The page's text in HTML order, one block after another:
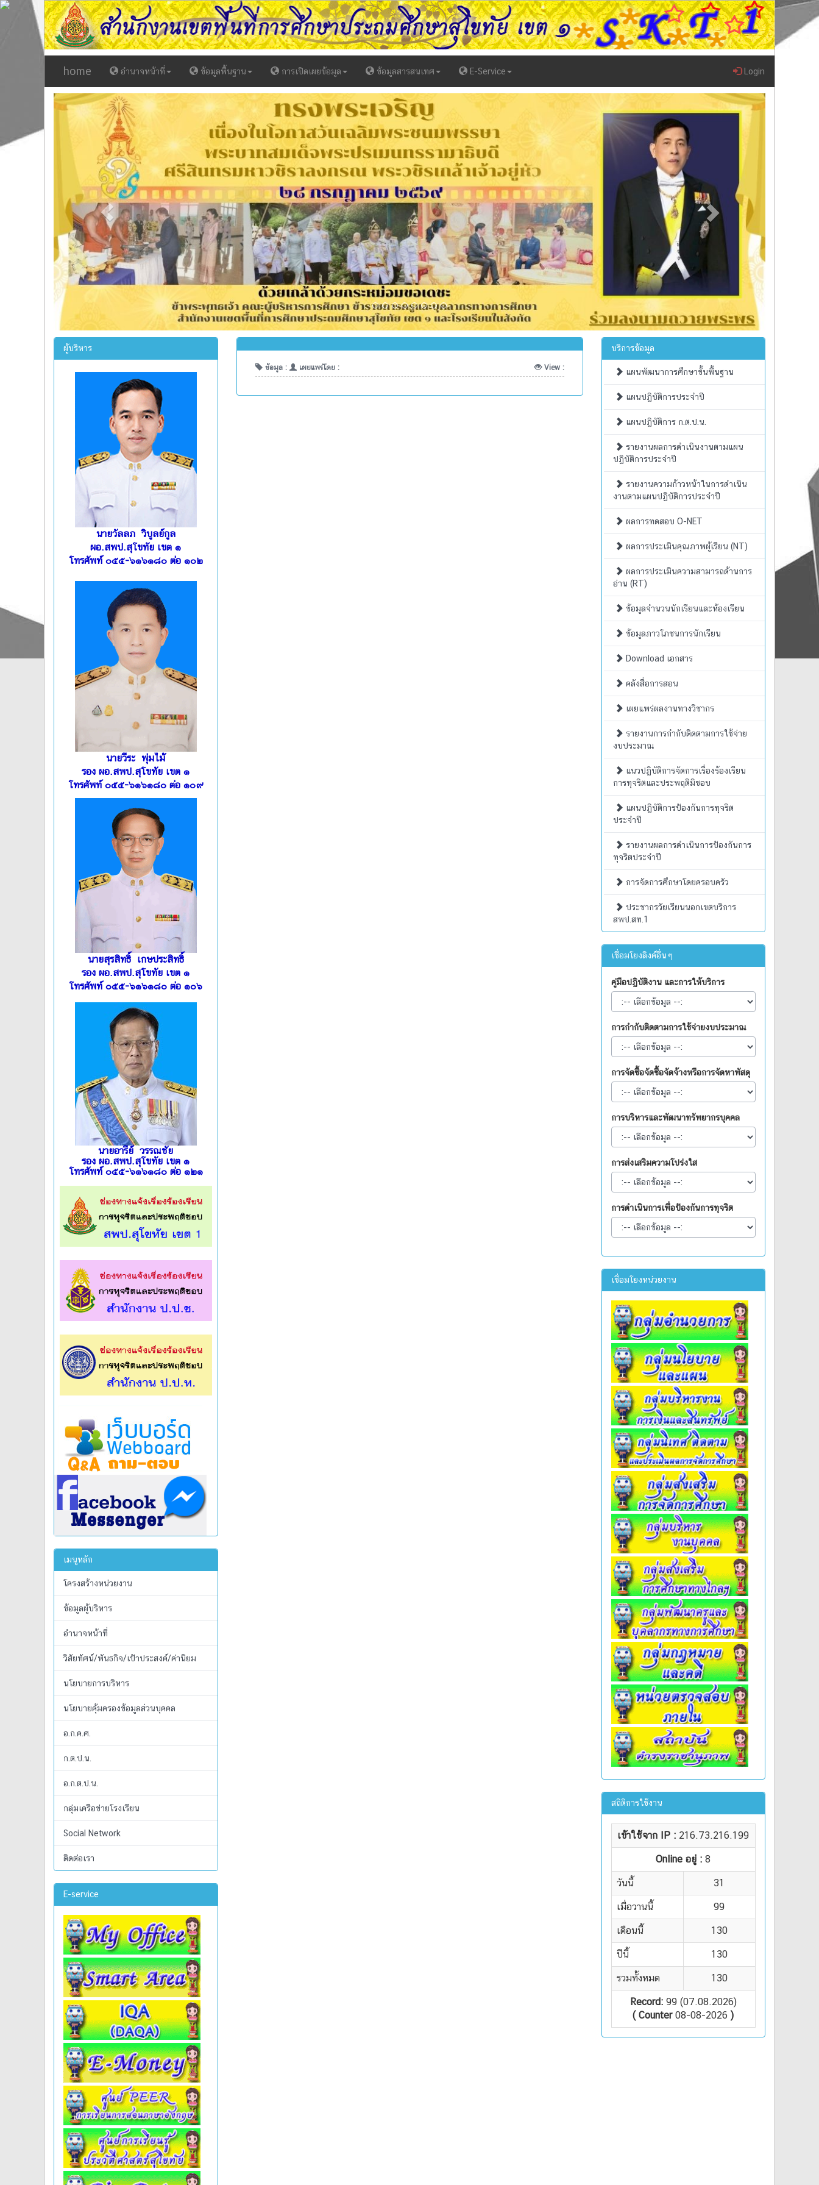
home อำนาจหน้าที่ ข้อมูลพื้นฐาน การเปิดเผยข้อมูล ข้อมูลสารสนเทศ E-Service Login
Previous Next
ผู้บริหาร
นายวัลลภ วิบูลย์กูล
ผอ.สพป.สุโขทัย เขต ๑
โทรศัพท์ ๐๕๕-๖๑๖๑๘๐ ต่อ ๑๐๒
นายวีระ พุ่มไม้
รอง ผอ.สพป.สุโขทัย เขต ๑
โทรศัพท์ ๐๕๕-๖๑๖๑๘๐ ต่อ ๑๐๙
นายสุรสิทธิ์ เกษประสิทธิ์
รอง ผอ.สพป.สุโขทัย เขต ๑
โทรศัพท์ ๐๕๕-๖๑๖๑๘๐ ต่อ ๑๐๖
นายอารีย์ วรรณชัย
รอง ผอ.สพป.สุโขทัย เขต ๑
โทรศัพท์ ๐๕๕-๖๑๖๑๘๐ ต่อ ๑๒๑
เมนูหลัก
โครงสร้างหน่วยงาน
ข้อมูลผู้บริหาร
อำนาจหน้าที่
วิสัยทัศน์/พันธกิจ/เป้าประสงค์/ค่านิยม
นโยบายการบริหาร
นโยบายคุ้มครองข้อมูลส่วนบุคคล
อ.ก.ค.ศ.
ก.ต.ป.น.
อ.ก.ต.ป.น.
กลุ่มเครือข่ายโรงเรียน
Social Network
ติดต่อเรา
E-service
ข้อมูล : เผยแพร่โดย : View :
บริการข้อมูล
แผนพัฒนาการศึกษาขั้นพื้นฐาน
แผนปฏิบัติการประจำปี
แผนปฏิบัติการ ก.ต.ป.น.
รายงานผลการดำเนินงานตามแผน
ปฏิบัติการประจำปี
รายงานความก้าวหน้าในการดำเนิน
งานตามแผนปฏิบัติการประจำปี
ผลการทดสอบ O-NET
ผลการประเมินคุณภาพผู้เรียน (NT)
ผลการประเมินความสามารถด้านการ
อ่าน (RT)
ข้อมูลจำนวนนักเรียนและห้องเรียน
ข้อมูลภาวโภชนการนักเรียน
Download เอกสาร
คลังสื่อการสอน
เผยแพร่ผลงานทางวิชากร
รายงานการกำกับติดตามการใช้จ่าย
งบประมาณ
แนวปฏิบัติการจัดการเรื่องร้องเรียน
การทุจริตและประพฤติมิชอบ
แผนปฏิบัติการป้องกันการทุจริต
ประจำปี
รายงานผลการดำเนินการป้องกันการ
ทุจริตประจำปี
การจัดการศึกษาโดยครอบครัว
ประชากรวัยเรียนนอกเขตบริการ
สพป.สท.1
เชื่อมโยงลิงค์อื่นๆ
คู่มือปฏิบัติงาน และการให้บริการ
การกำกับติดตามการใช้จ่ายงบประมาณ
การจัดซื้อจัดซื้อจัดจ้างหรือการจัดหาพัสดุ
การบริหารและพัฒนาทรัพยากรบุคคล
การส่งเสริมความโปร่งใส
การดำเนินการเพื่อป้องกันการทุจริต
เชื่อมโยงหน่วยงาน
สถิติการใช้งาน
เข้าใช้จาก IP : 216.73.216.199
Online อยู่ :8
วันนี้ 31
เมื่อวานนี้ 99
เดือนนี้ 130
ปีนี้ 130
รวมทั้งหมด 130
Record:99 (07.08.2026)
( Counter08-08-2026 )